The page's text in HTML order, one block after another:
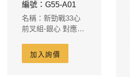
編號：G55-A01
名稱：新勁戰33心
前叉組-銀心 對應原
盤-2014限定版雙色
加入詢價